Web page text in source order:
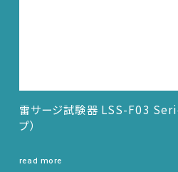
雷サージ試験器 LSS-F03
プ）
read more